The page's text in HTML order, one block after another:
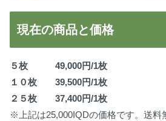
現在の商品と価格
５枚 49,000円/1枚
１０枚 39,500円/1枚
２５枚 37,400円/1枚
※上記は25,000IQDの価格です。送料